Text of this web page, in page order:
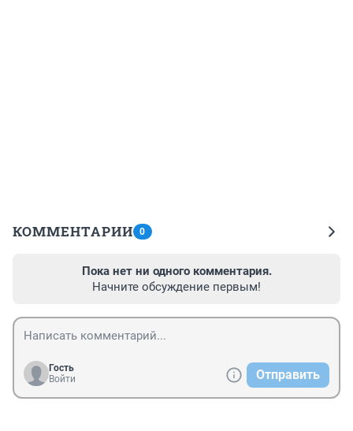
КОММЕНТАРИИ 0
Пока нет ни одного комментария.
Начните обсуждение первым!
Гость
Войти
Отправить